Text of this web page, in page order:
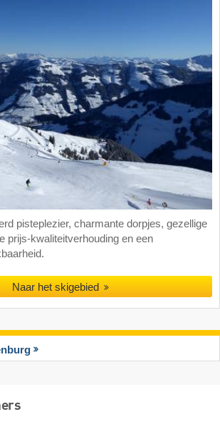
pisteplezier, charmante dorpjes, gezellige
prijs-kwaliteitverhouding en een
Naar het skigebied